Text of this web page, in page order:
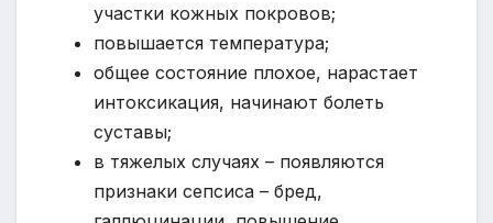
участки кожных покровов;
повышается температура;
общее состояние плохое, нарастает
интоксикация, начинают болеть
суставы;
в тяжелых случаях – появляются
признаки сепсиса – бред,